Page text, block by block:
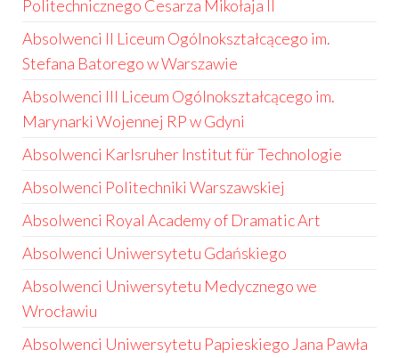
Politechnicznego Cesarza Mikołaja II
Absolwenci II Liceum Ogólnokształcącego im.
Stefana Batorego w Warszawie
Absolwenci III Liceum Ogólnokształcącego im.
Marynarki Wojennej RP w Gdyni
Absolwenci Karlsruher Institut für Technologie
Absolwenci Politechniki Warszawskiej
Absolwenci Royal Academy of Dramatic Art
Absolwenci Uniwersytetu Gdańskiego
Absolwenci Uniwersytetu Medycznego we
Wrocławiu
Absolwenci Uniwersytetu Papieskiego Jana Pawła